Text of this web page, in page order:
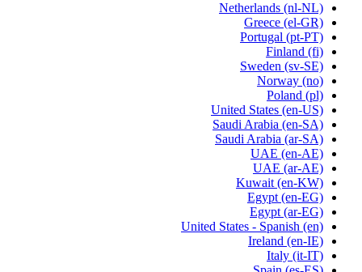
Netherlands (nl-NL)
Greece (el-GR)
Portugal (pt-PT)
Finland (fi)
Sweden (sv-SE)
Norway (no)
Poland (pl)
United States (en-US)
Saudi Arabia (en-SA)
Saudi Arabia (ar-SA)
UAE (en-AE)
UAE (ar-AE)
Kuwait (en-KW)
Egypt (en-EG)
Egypt (ar-EG)
United States - Spanish (en)
Ireland (en-IE)
Italy (it-IT)